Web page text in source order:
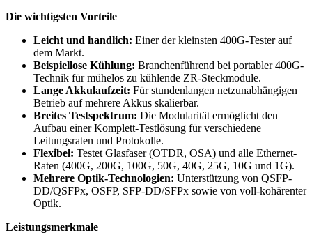
Die wichtigsten Vorteile
Leicht und handlich: Einer der kleinsten 400G-Tester auf
dem Markt.
Beispiellose Kühlung: Branchenführend bei portabler 400G-
Technik für mühelos zu kühlende ZR-Steckmodule.
Lange Akkulaufzeit: Für stundenlangen netzunabhängigen
Betrieb auf mehrere Akkus skalierbar.
Breites Testspektrum: Die Modularität ermöglicht den
Aufbau einer Komplett-Testlösung für verschiedene
Leitungsraten und Protokolle.
Flexibel: Testet Glasfaser (OTDR, OSA) und alle Ethernet-
Raten (400G, 200G, 100G, 50G, 40G, 25G, 10G und 1G).
Mehrere Optik-Technologien: Unterstützung von QSFP-
DD/QSFPx, OSFP, SFP-DD/SFPx sowie von voll-kohärenter
Optik.
Leistungsmerkmale